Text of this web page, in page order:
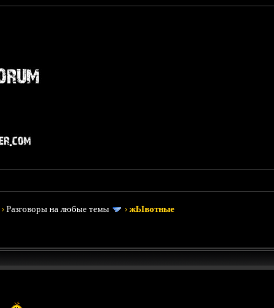
›Разговоры на любые темы ›жЫвотные